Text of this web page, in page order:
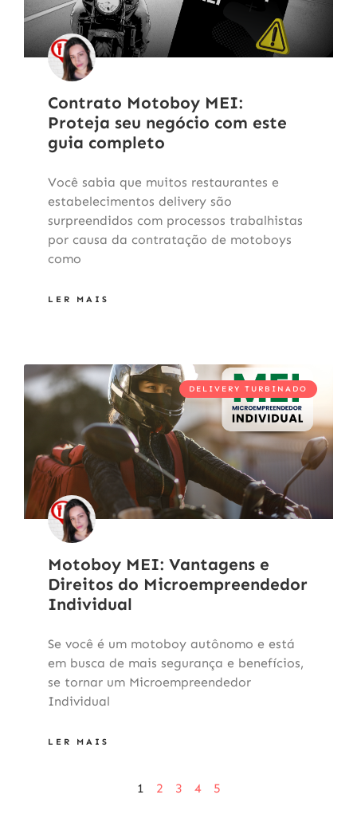
Contrato Motoboy MEI:
Proteja seu negócio com este
guia completo
Você sabia que muitos restaurantes e
estabelecimentos delivery são
surpreendidos com processos trabalhistas
por causa da contratação de motoboys
como
LER MAIS
DELIVERY TURBINADO
Motoboy MEI: Vantagens e
Direitos do Microempreendedor
Individual
Se você é um motoboy autônomo e está
em busca de mais segurança e benefícios,
se tornar um Microempreendedor
Individual
LER MAIS
1 2 3 4 5